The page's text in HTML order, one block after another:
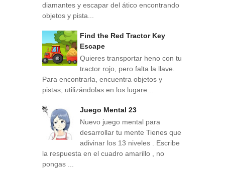
diamantes y escapar del ático encontrando
objetos y pista...
Find the Red Tractor Key
Escape
Quieres transportar heno con tu
tractor rojo, pero falta la llave.
Para encontrarla, encuentra objetos y
pistas, utilizándolas en los lugare...
Juego Mental 23
Nuevo juego mental para
desarrollar tu mente Tienes que
adivinar los 13 niveles . Escribe
la respuesta en el cuadro amarillo , no
pongas ...